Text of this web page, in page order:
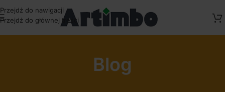
Przejdź do nawigacji
Przejdź do głównej treści
Blog